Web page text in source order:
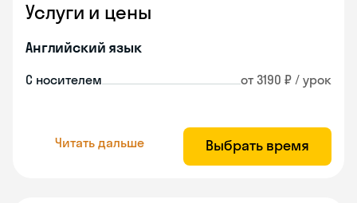
Услуги и цены
Английский язык
С носителем от 3190 ₽ / урок
Читать дальше Выбрать время